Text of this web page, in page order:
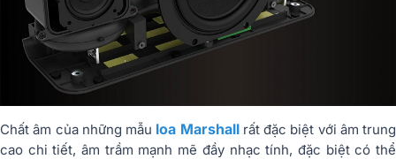
Chất âm của những mẫu loa Marshallrất đặc biệt với âm trung
cao chi tiết, âm trầm mạnh mẽ đầy nhạc tính, đặc biệt có thể